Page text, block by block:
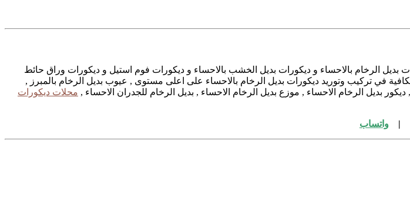
بديل الرخام بالاحساء و ديكورات بديل الخشب بالاحساء و ديكورات فوم استيل و ديكورات وراق حائط
في تركيب وتوريد ديكورات بديل الرخام بالاحساء على اعلى مستوى , عيوب بديل الرخام بالمبرز ,
بديل الرخام الاحساء , موزع بديل الرخام الاحساء , بديل الرخام للجدران الاحساء , محلات ديكورات
| واتساب